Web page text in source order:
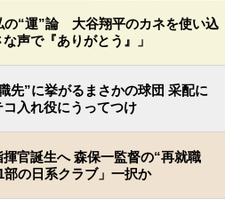
の“運”論 大谷翔平のカネを使い込
声で『ありがとう』」
先”に挙がるまさかの球団 采配に
入れ役にうってつけ
官誕生へ 森保一監督の“再就職
の日系クラブ」一択か